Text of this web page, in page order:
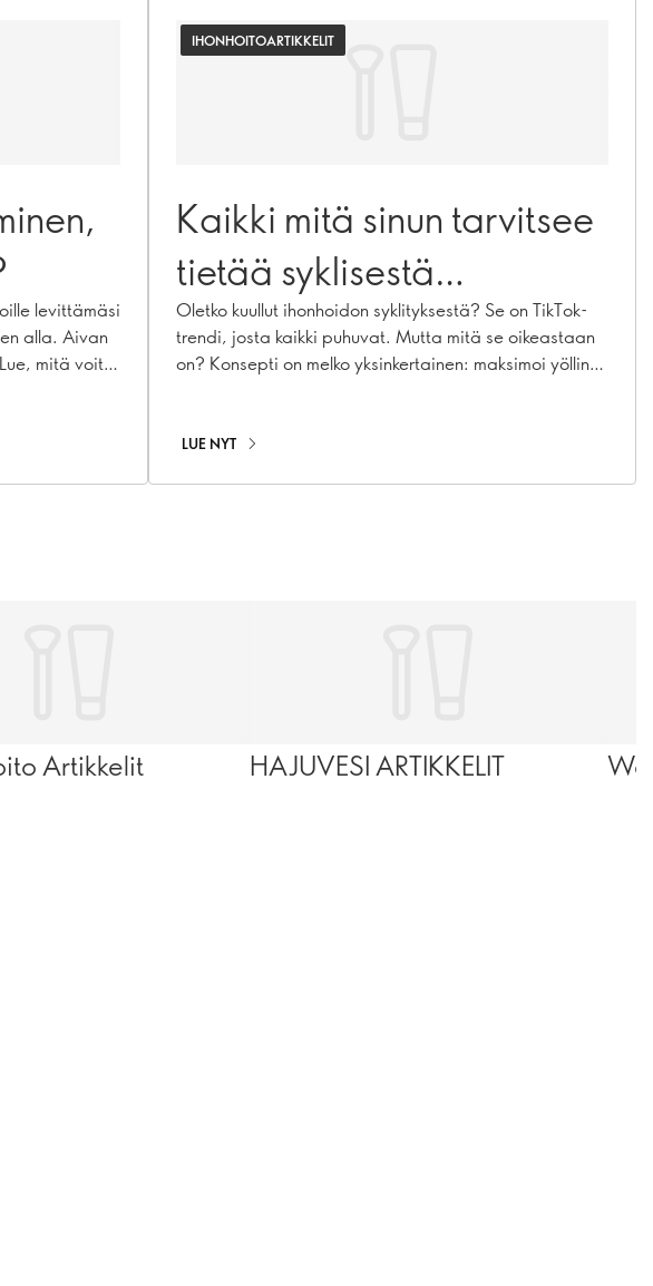
levittämäsi
alla. Aivan
mitä voit
IHONHOITOARTIKKELIT
Kaikki mitä sinun tarvitsee
tietää syklisestä
ihonhoidosta
Oletko kuullut ihonhoidon syklityksestä? Se on TikTok-
trendi, josta kaikki puhuvat. Mutta mitä se oikeastaan
on? Konsepti on melko yksinkertainen: maksimoi yöllinen
kaikki toimii.
LUE NYT
Artikkelit HAJUVESI ARTIKKELIT